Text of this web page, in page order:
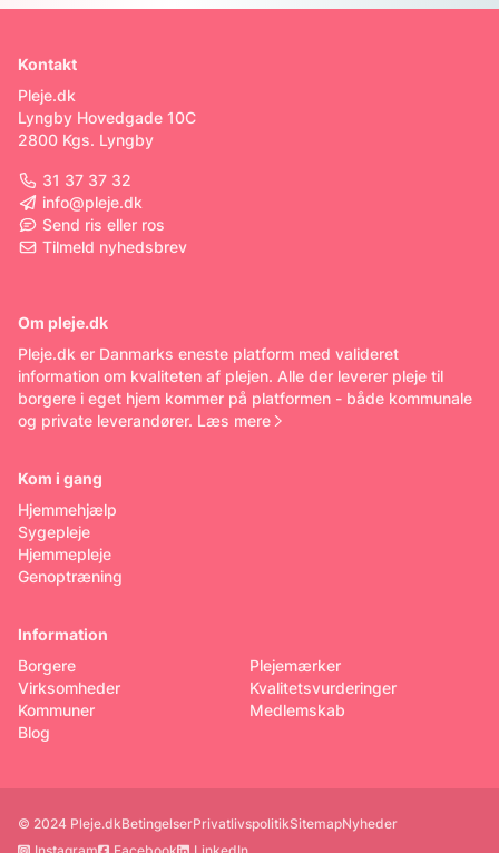
Kontakt
Pleje.dk
Lyngby Hovedgade 10C
2800 Kgs. Lyngby
31 37 37 32
info@pleje.dk
Send ris eller ros
Tilmeld nyhedsbrev
Om pleje.dk
Pleje.dk er Danmarks eneste platform med valideret
information om kvaliteten af plejen. Alle der leverer pleje til
borgere i eget hjem kommer på platformen - både kommunale
og private leverandører. Læs mere
Kom i gang
Hjemmehjælp
Sygepleje
Hjemmepleje
Genoptræning
Information
Borgere
Virksomheder
Kommuner
Blog
Plejemærker
Kvalitetsvurderinger
Medlemskab
© 2024 Pleje.dkBetingelserPrivatlivspolitikSitemapNyheder